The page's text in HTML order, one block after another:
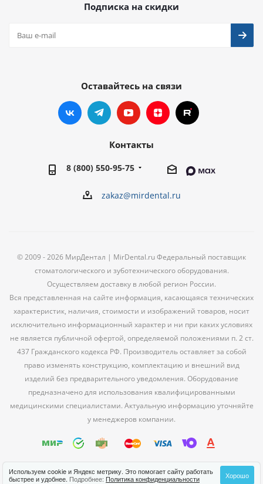
Подписка на скидки
Оставайтесь на связи
Контакты
8 (800) 550-95-75
zakaz@mirdental.ru
© 2009 - 2026 МирДентал | MirDental.ru Федеральный поставщик
стоматологического и зуботехнического оборудования.
Осуществляем доставку в любой регион России.
Вся представленная на сайте информация, касающаяся технических
характеристик, наличия, стоимости и изображений товаров, носит
исключительно информационный характер и ни при каких условиях
не является публичной офертой, определяемой положениями п. 2 ст.
437 Гражданского кодекса РФ. Производитель оставляет за собой
право изменять конструкцию, комплектацию и внешний вид
изделий без предварительного уведомления. Оборудование
предназначено для использования квалифицированными
медицинскими специалистами. Актуальную информацию уточняйте
у менеджеров компании.
Используем cookie и Яндекс метрику. Это помогает сайту работать
быстрее и удобнее. Подробнее: Политика конфиденциальности Хорошо